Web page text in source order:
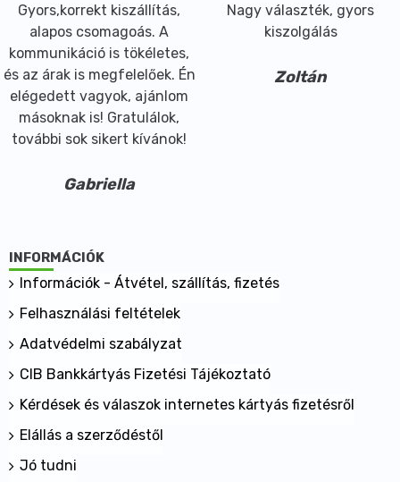
Fehérje 31,1 g
Szénhidrát 4,1 g
amelyből cukrok 1,7 g
Zsír 49,2 g
amelyből telített zsírsavak 5 g
Só <0,1 g
Kiszerelés 125 g
Gyors,korrekt kiszállítás,
alapos csomagoás. A
kommunikáció is tökéletes,
és az árak is megfelelőek. Én
elégedett vagyok, ajánlom
másoknak is! Gratulálok,
további sok sikert kívánok!
Gabriella
Nagy választék, gyors
kiszolgálás
Zoltán
INFORMÁCIÓK
Információk - Átvétel, szállítás, fizetés
Felhasználási feltételek
Adatvédelmi szabályzat
CIB Bankkártyás Fizetési Tájékoztató
Kérdések és válaszok internetes kártyás fizetésről
Elállás a szerződéstől
Jó tudni